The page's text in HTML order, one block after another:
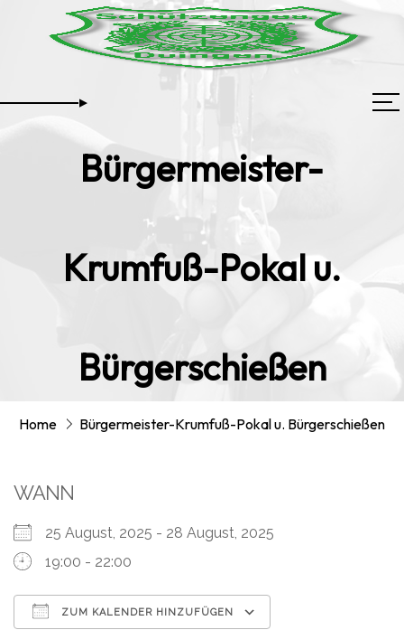
Bürgermeister-
Krumfuß-Pokal u.
Bürgerschießen
Home Bürgermeister-Krumfuß-Pokal u. Bürgerschießen
WANN
25 August, 2025 - 28 August, 2025
19:00 - 22:00
ZUM KALENDER HINZUFÜGEN